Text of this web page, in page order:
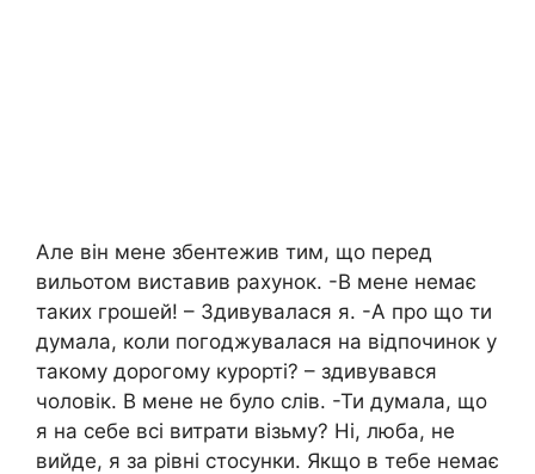
Але він мене збентежив тим, що перед
вильотом виставив рахунок. -В мене немає
таких грошей! – Здивувалася я. -А про що ти
думала, коли погоджувалася на відпочинок у
такому дорогому курорті? – здивувався
чоловік. В мене не було слів. -Ти думала, що
я на себе всі витрати візьму? Ні, люба, не
вийде, я за рівні стосунки. Якщо в тебе немає